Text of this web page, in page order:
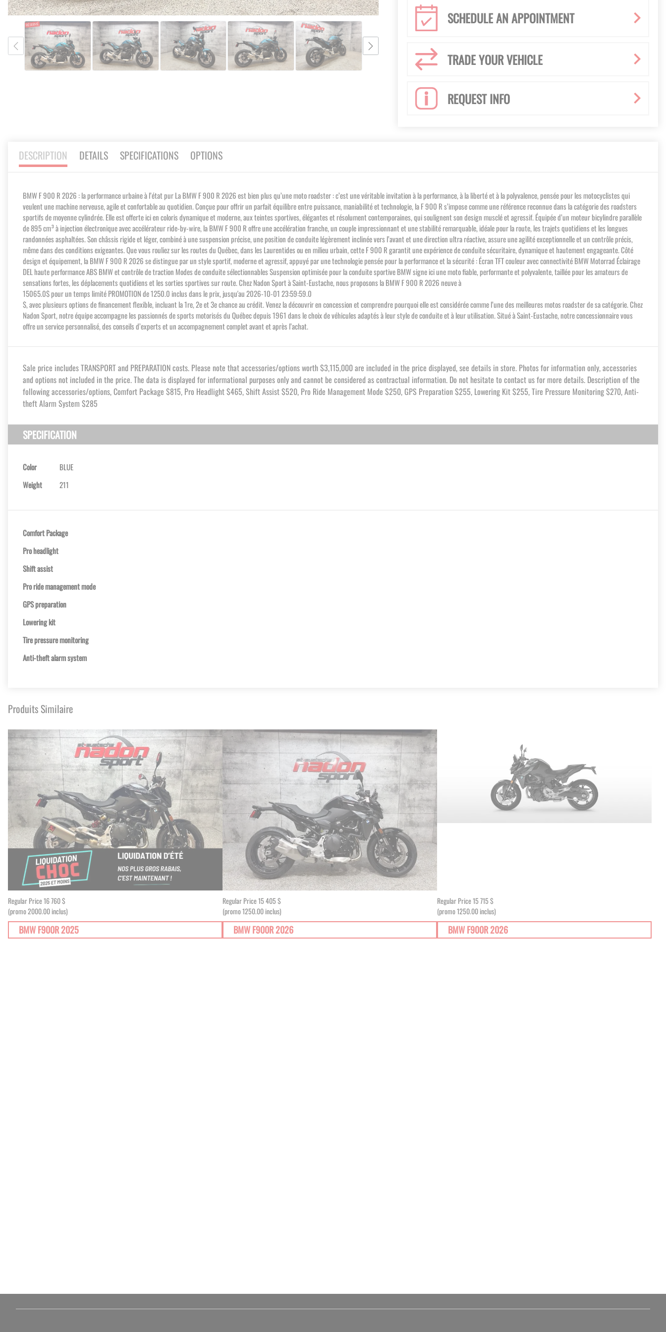
gallery
SCHEDULE AN APPOINTMENT
TRADE YOUR VEHICLE
REQUEST INFO
DESCRIPTION DETAILS SPECIFICATIONS OPTIONS
BMW F 900 R 2026 : la performance urbaine à l’état pur La BMW F 900 R 2026 est bien plus qu’une moto roadster : c’est une véritable invitation à la performance, à la liberté et à la polyvalence, pensée pour les motocyclistes qui
veulent une machine nerveuse, agile et confortable au quotidien. Conçue pour offrir un parfait équilibre entre puissance, maniabilité et technologie, la F 900 R s’impose comme une référence reconnue dans la catégorie des roadsters
sportifs de moyenne cylindrée. Elle est offerte ici en coloris dynamique et moderne, aux teintes sportives, élégantes et résolument contemporaines, qui soulignent son design musclé et agressif. Équipée d’un moteur bicylindre parallèle
de 895 cm³ à injection électronique avec accélérateur ride-by-wire, la BMW F 900 R offre une accélération franche, un couple impressionnant et une stabilité remarquable, idéale pour la route, les trajets quotidiens et les longues
randonnées asphaltées. Son châssis rigide et léger, combiné à une suspension précise, une position de conduite légèrement inclinée vers l’avant et une direction ultra réactive, assure une agilité exceptionnelle et un contrôle précis,
même dans des conditions exigeantes. Que vous rouliez sur les routes du Québec, dans les Laurentides ou en milieu urbain, cette F 900 R garantit une expérience de conduite sécuritaire, dynamique et hautement engageante. Côté
design et équipement, la BMW F 900 R 2026 se distingue par un style sportif, moderne et agressif, appuyé par une technologie pensée pour la performance et la sécurité : Écran TFT couleur avec connectivité BMW Motorrad Éclairage
DEL haute performance ABS BMW et contrôle de traction Modes de conduite sélectionnables Suspension optimisée pour la conduite sportive BMW signe ici une moto fiable, performante et polyvalente, taillée pour les amateurs de
sensations fortes, les déplacements quotidiens et les sorties sportives sur route. Chez Nadon Sport à Saint-Eustache, nous proposons la BMW F 900 R 2026 neuve à
15065.0$ pour un temps limité PROMOTION de 1250.0 inclus dans le prix, jusqu'au 2026-10-01 23:59:59.0
$, avec plusieurs options de financement flexible, incluant la 1re, 2e et 3e chance au crédit. Venez la découvrir en concession et comprendre pourquoi elle est considérée comme l’une des meilleures motos roadster de sa catégorie. Chez
Nadon Sport, notre équipe accompagne les passionnés de sports motorisés du Québec depuis 1961 dans le choix de véhicules adaptés à leur style de conduite et à leur utilisation. Situé à Saint-Eustache, notre concessionnaire vous
offre un service personnalisé, des conseils d’experts et un accompagnement complet avant et après l’achat.
Sale price includes TRANSPORT and PREPARATION costs. Please note that accessories/options worth $3,115,000 are included in the price displayed, see details in store. Photos for information only, accessories
and options not included in the price. The data is displayed for informational purposes only and cannot be considered as contractual information. Do not hesitate to contact us for more details. Description of the
following accessories/options, Comfort Package $815, Pro Headlight $465, Shift Assist $520, Pro Ride Management Mode $250, GPS Preparation $255, Lowering Kit $255, Tire Pressure Monitoring $270, Anti-
theft Alarm System $285
SPECIFICATION
Color
BLUE
Weight
211
Comfort Package
Pro headlight
Shift assist
Pro ride management mode
GPS preparation
Lowering kit
Tire pressure monitoring
Anti-theft alarm system
Produits Similaire
Regular Price16 760 $
(promo 2000.00 inclus)
BMW F900R 2025
Regular Price15 405 $
(promo 1250.00 inclus)
BMW F900R 2026
Regular Price15 715 $
(promo 1250.00 inclus)
BMW F900R 2026